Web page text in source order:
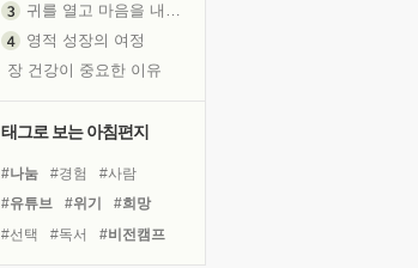
귀를 열고 마음을 내어주고
영적 성장의 여정
장 건강이 중요한 이유
흙이 된 몸으로 출근하는 여자
태그로 보는 아침편지
#나눔 #경험
#사람
#유튜브
#위기
#희망
#선택
#독서
#비전캠프